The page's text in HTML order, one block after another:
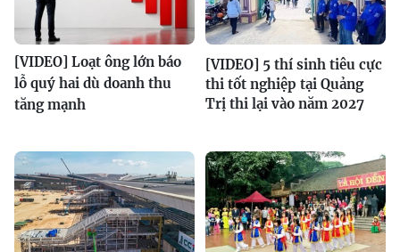
[VIDEO] Loạt ông lớn báo
lỗ quý hai dù doanh thu
tăng mạnh
[VIDEO] 5 thí sinh tiêu cực
thi tốt nghiệp tại Quảng
Trị thi lại vào năm 2027